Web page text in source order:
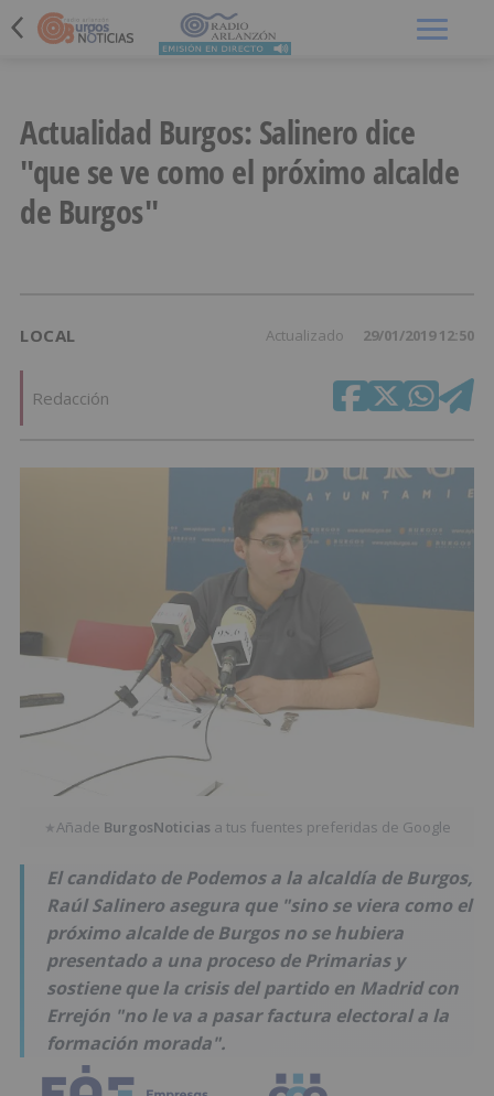
Actualidad Burgos: Salinero dice
"que se ve como el próximo alcalde
de Burgos"
LOCAL Actualizado 29/01/2019 12:50
Redacción
★Añade BurgosNoticias a tus fuentes preferidas de Google
El candidato de Podemos a la alcaldía de Burgos,
Raúl Salinero asegura que "sino se viera como el
próximo alcalde de Burgos no se hubiera
presentado a una proceso de Primarias y
sostiene que la crisis del partido en Madrid con
Errejón "no le va a pasar factura electoral a la
formación morada".